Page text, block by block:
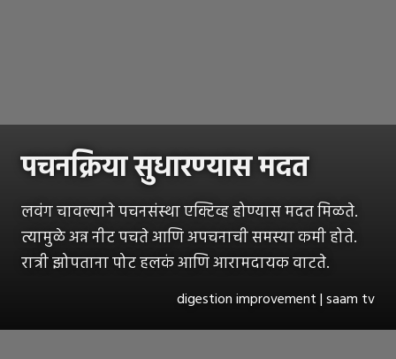
पचनक्रिया सुधारण्यास मदत
लवंग चावल्याने पचनसंस्था एक्टिव्ह होण्यास मदत मिळते.
त्यामुळे अन्न नीट पचते आणि अपचनाची समस्या कमी होते.
रात्री झोपताना पोट हलकं आणि आरामदायक वाटते.
digestion improvement | saam tv